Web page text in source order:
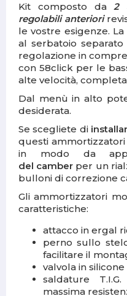
Kit composto da2
regolabili anteriori
le vostre esigenze.
al serbatoio
regolazione in
con 58click per le
alte velocità,
Dal menù in alto
desiderata.
Se scegliete di
questi ammortizzatori
in modo da
del camber per un
bulloni di correzione
Gli ammortizzatori
caratteristiche:
attacco in ergal
perno sullo
facilitare il
valvola in silicone
saldature T.I.G.
massima